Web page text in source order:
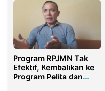
Program RPJMN Tak
Efektif, Kembalikan ke
Program Pelita dan